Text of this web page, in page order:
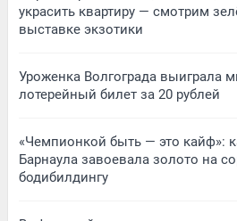
украсить квартиру — смотрим
выставке экзотики
Уроженка Волгограда выиграла
лотерейный билет за 20 рублей
«Чемпионкой быть — это кайф»:
Барнаула завоевала золото на
бодибилдингу